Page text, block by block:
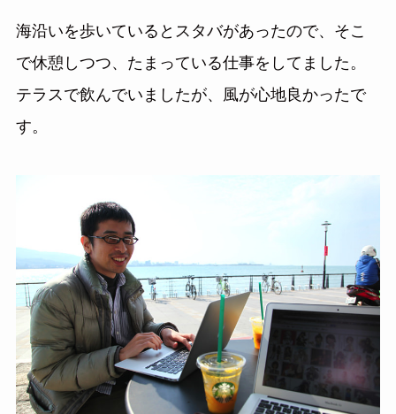
海沿いを歩いているとスタバがあったので、そこ
で休憩しつつ、たまっている仕事をしてました。
テラスで飲んでいましたが、風が心地良かったで
す。